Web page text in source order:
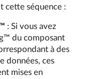
cette séquence :
: Si vous avez
du composant
à des
données, ces
mises en